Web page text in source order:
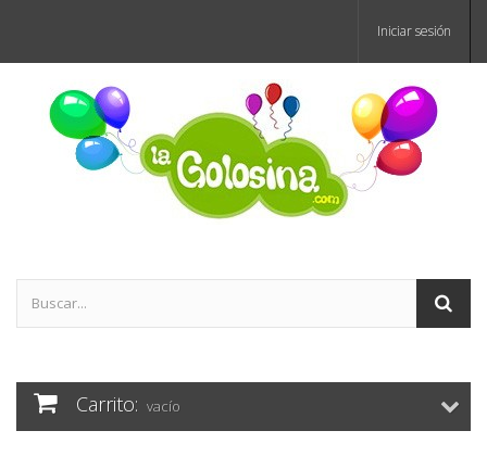
Iniciar sesión
Carrito: vacío